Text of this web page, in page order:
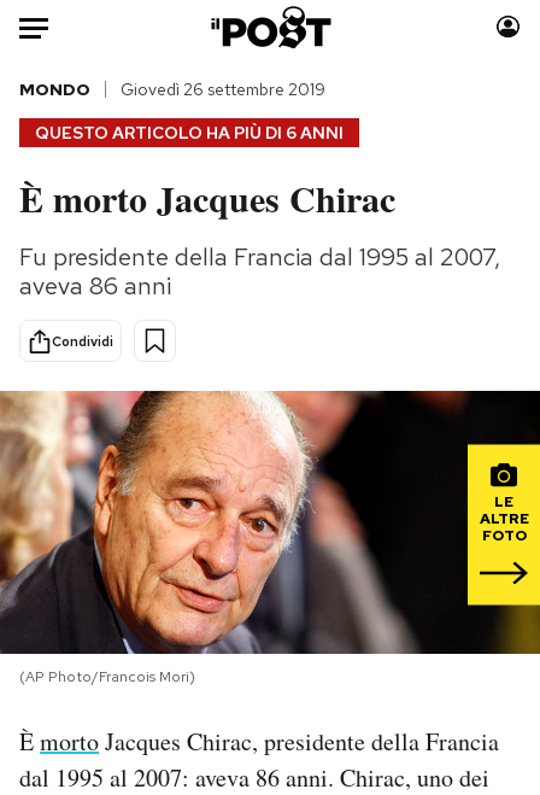
Auto
HOME
Italia
Politica
Internet
Cultura
Economia
Sport
Moda
Consumismi
Europa
Altrecose
Mondiali calcio 2026
PODCAST
NEWSLETTER
I MIEI PREFERITI
QUESTO ARTICOLO HA PIÙ DI 6 ANNI
MONDO Giovedì 26 settembre 2019
È morto Jacques Chirac
Fu presidente della Francia dal 1995 al 2007,
aveva 86 anni
Condividi
LE
ALTRE
FOTO
(AP Photo/Francois Mori)
ÈmortoJacques Chirac, presidente della Francia
dal 1995 al 2007: aveva 86 anni. Chirac, uno dei